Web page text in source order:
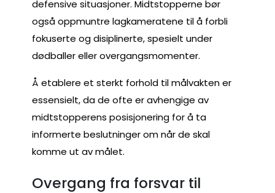
defensive situasjoner. Midtstopperne bør
også oppmuntre lagkameratene til å forbli
fokuserte og disiplinerte, spesielt under
dødballer eller overgangsmomenter.
Å etablere et sterkt forhold til målvakten er
essensielt, da de ofte er avhengige av
midtstopperens posisjonering for å ta
informerte beslutninger om når de skal
komme ut av målet.
Overgang fra forsvar til